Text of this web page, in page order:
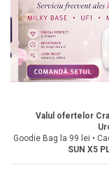
Valul ofertelor
Goodie Bag la 99 lei •
SUN X5